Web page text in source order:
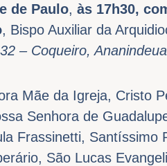
de Paulo, às 17h30,
, Bispo Auxiliar da
– Coqueiro, Ananindeua
Mãe da Igreja, Cristo
Senhora de
Frassinetti, Santíssimo
São Lucas